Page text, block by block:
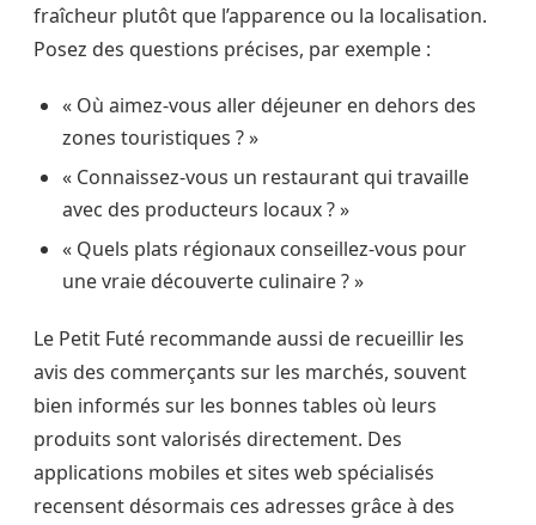
fraîcheur plutôt que l’apparence ou la localisation.
Posez des questions précises, par exemple :
« Où aimez-vous aller déjeuner en dehors des
zones touristiques ? »
« Connaissez-vous un restaurant qui travaille
avec des producteurs locaux ? »
« Quels plats régionaux conseillez-vous pour
une vraie découverte culinaire ? »
Le Petit Futé recommande aussi de recueillir les
avis des commerçants sur les marchés, souvent
bien informés sur les bonnes tables où leurs
produits sont valorisés directement. Des
applications mobiles et sites web spécialisés
recensent désormais ces adresses grâce à des